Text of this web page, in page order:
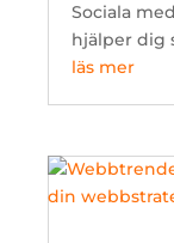
Sociala
hjälper dig
läs mer